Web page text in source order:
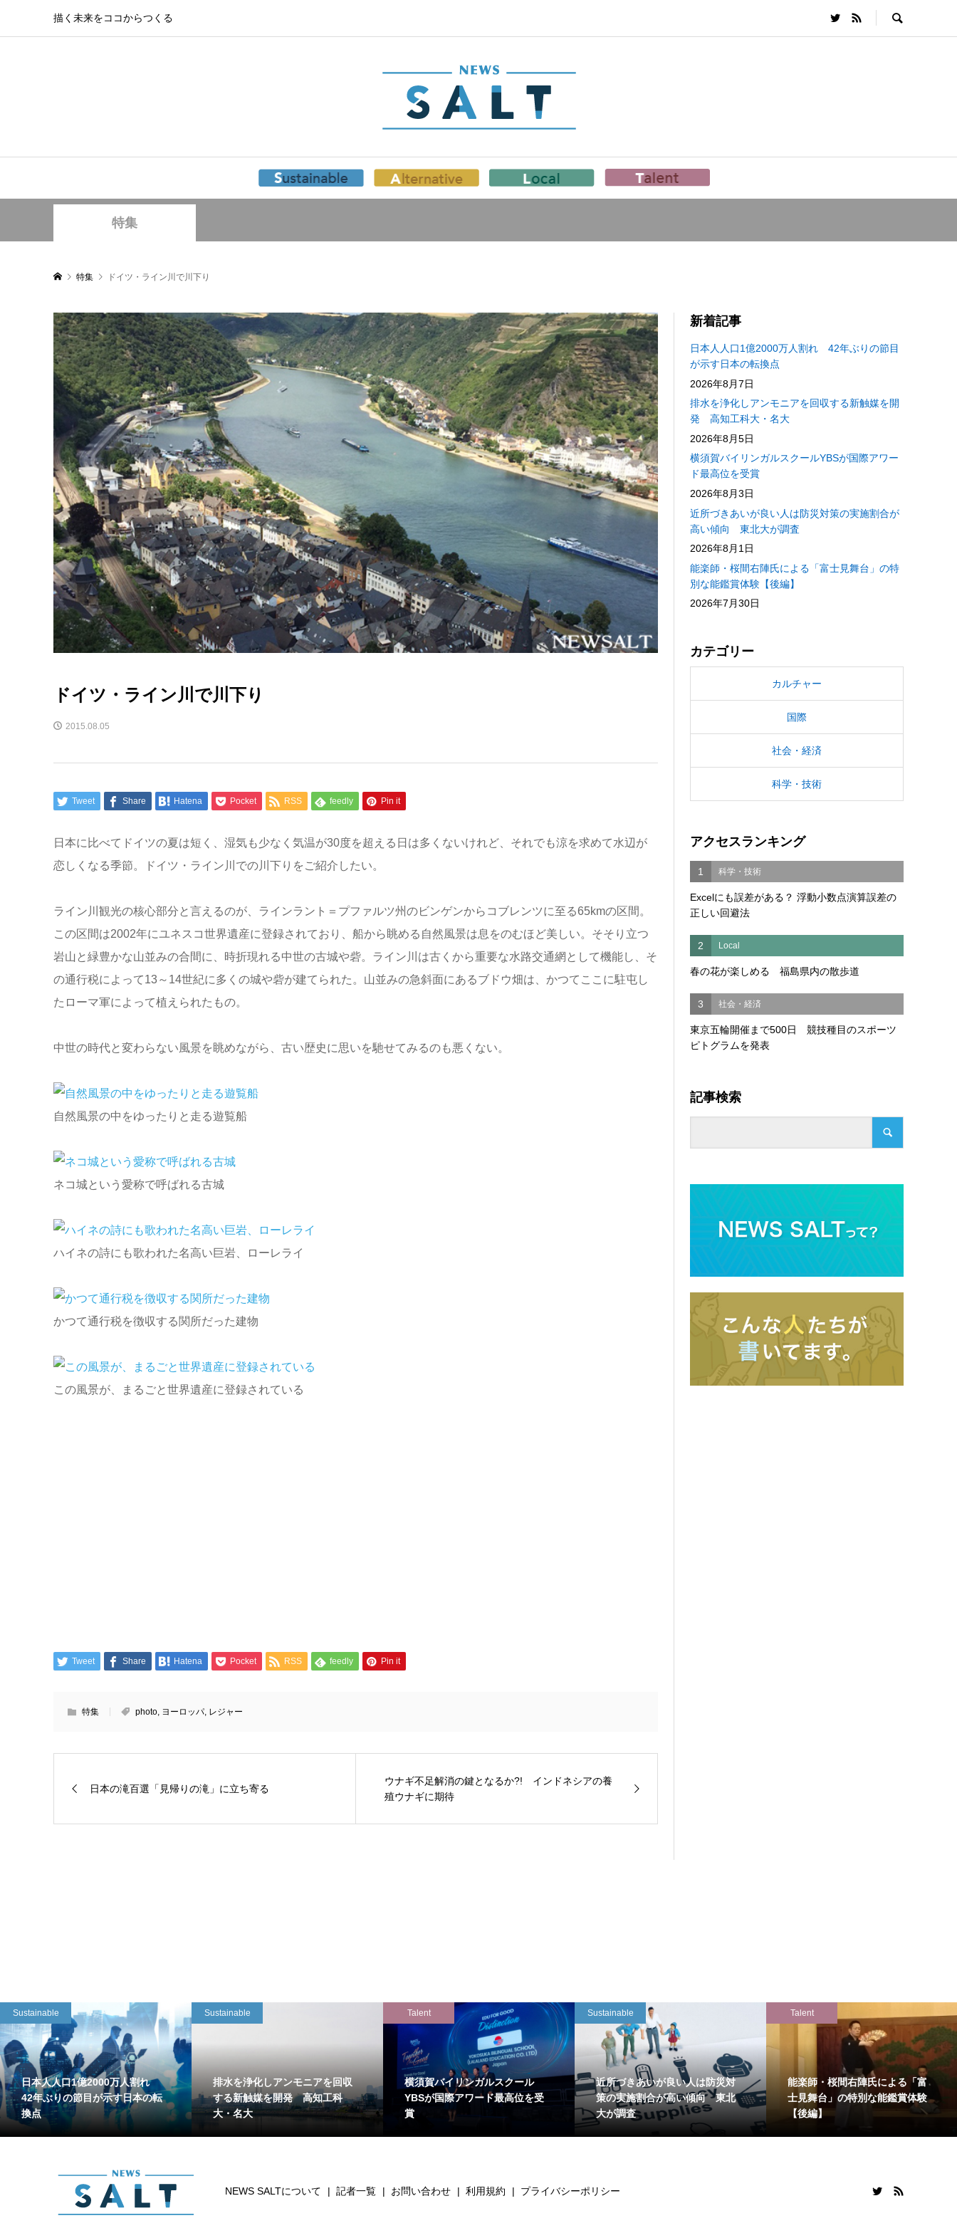
描く未来をココからつくる
特集
特集 ドイツ・ライン川で川下り
ドイツ・ライン川で川下り
2015.08.05
Tweet Share Hatena Pocket RSS feedly Pin it
日本に比べてドイツの夏は短く、湿気も少なく気温が30度を超える日は多くないけれど、それでも涼を求めて水辺が
恋しくなる季節。ドイツ・ライン川での川下りをご紹介したい。
ライン川観光の核心部分と言えるのが、ラインラント＝プファルツ州のビンゲンからコブレンツに至る65kmの区間。
この区間は2002年にユネスコ世界遺産に登録されており、船から眺める自然風景は息をのむほど美しい。そそり立つ
岩山と緑豊かな山並みの合間に、時折現れる中世の古城や砦。ライン川は古くから重要な水路交通網として機能し、そ
の通行税によって13～14世紀に多くの城や砦が建てられた。山並みの急斜面にあるブドウ畑は、かつてここに駐屯し
たローマ軍によって植えられたもの。
中世の時代と変わらない風景を眺めながら、古い歴史に思いを馳せてみるのも悪くない。
自然風景の中をゆったりと走る遊覧船
ネコ城という愛称で呼ばれる古城
ハイネの詩にも歌われた名高い巨岩、ローレライ
かつて通行税を徴収する関所だった建物
この風景が、まるごと世界遺産に登録されている
Tweet Share Hatena Pocket RSS feedly Pin it
特集 photo, ヨーロッパ, レジャー
日本の滝百選「見帰りの滝」に立ち寄る
ウナギ不足解消の鍵となるか?! インドネシアの養
殖ウナギに期待
新着記事
日本人人口1億2000万人割れ 42年ぶりの節目
が示す日本の転換点
2026年8月7日
排水を浄化しアンモニアを回収する新触媒を開
発 高知工科大・名大
2026年8月5日
横須賀バイリンガルスクールYBSが国際アワー
ド最高位を受賞
2026年8月3日
近所づきあいが良い人は防災対策の実施割合が
高い傾向 東北大が調査
2026年8月1日
能楽師・桜間右陣氏による「富士見舞台」の特
別な能鑑賞体験【後編】
2026年7月30日
カテゴリー
カルチャー
国際
社会・経済
科学・技術
アクセスランキング
1 科学・技術
Excelにも誤差がある？ 浮動小数点演算誤差の
正しい回避法
2 Local
春の花が楽しめる 福島県内の散歩道
3 社会・経済
東京五輪開催まで500日 競技種目のスポーツ
ピトグラムを発表
記事検索
Sustainable
日本人人口1億2000万人割れ
42年ぶりの節目が示す日本の転
換点
Sustainable
排水を浄化しアンモニアを回収
する新触媒を開発 高知工科
大・名大
Talent
横須賀バイリンガルスクール
YBSが国際アワード最高位を受
賞
Sustainable
近所づきあいが良い人は防災対
策の実施割合が高い傾向 東北
大が調査
Talent
能楽師・桜間右陣氏による「富
士見舞台」の特別な能鑑賞体験
【後編】
NEWS SALTについて 記者一覧 お問い合わせ 利用規約 プライバシーポリシー